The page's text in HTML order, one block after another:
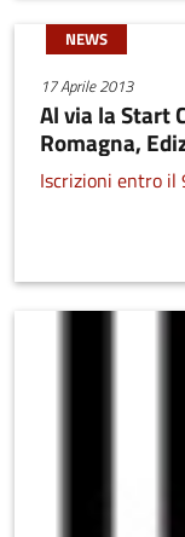
NEWS
17 Aprile 2013
Al via la Start
Romagna,
Iscrizioni entro il